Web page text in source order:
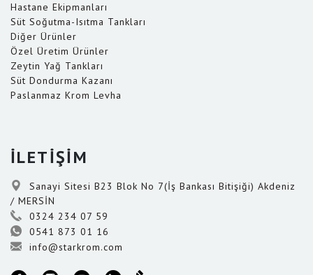
Hastane Ekipmanları
Süt Soğutma-Isıtma Tankları
Diğer Ürünler
Özel Üretim Ürünler
Zeytin Yağ Tankları
Süt Dondurma Kazanı
Paslanmaz Krom Levha
İLETİŞİM
Sanayi Sitesi B23 Blok No 7(İş Bankası Bitişiği) Akdeniz
/ MERSİN
0324 234 07 59
0541 873 01 16
info@starkrom.com